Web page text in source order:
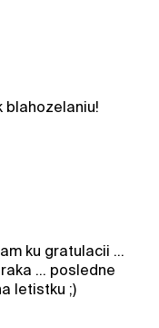
blahozelaniu!
ku gratulacii ...
... posledne
letistku ;)